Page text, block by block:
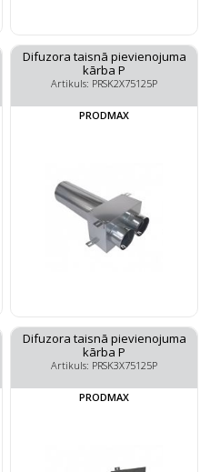
Difuzora taisnā pievienojuma
kārba P
Artikuls: PRSK2X75125P
PRODMAX
Difuzora taisnā pievienojuma
kārba P
Artikuls: PRSK3X75125P
PRODMAX